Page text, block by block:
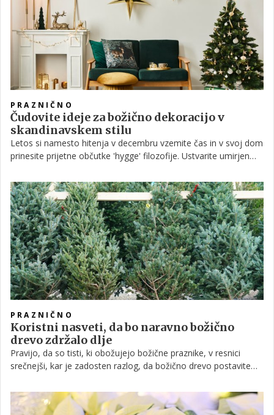
PRAZNIČNO
Čudovite ideje za božično dekoracijo v
skandinavskem stilu
Letos si namesto hitenja v decembru vzemite čas in v svoj dom
prinesite prijetne občutke 'hygge' filozofije. Ustvarite umirjen
in preprost pristop k praznični okrasitvi.
PRAZNIČNO
Koristni nasveti, da bo naravno božično
drevo zdržalo dlje
Pravijo, da so tisti, ki obožujejo božične praznike, v resnici
srečnejši, kar je zadosten razlog, da božično drevo postavite
verjetno deležni nekaj čudnih pogledov. Večja težava kot
slednje, bi lahko bilo dejstvo, da ima naravna smreka ali jelka,